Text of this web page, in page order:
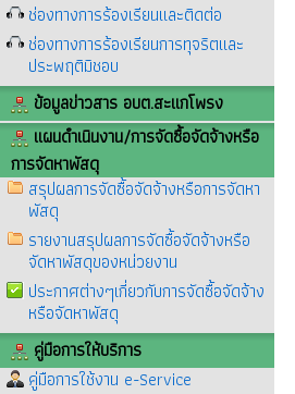
ช่องทางการร้องเรียนและติดต่อ
ช่องทางการร้องเรียนการทุจริตและ
ประพฤติมิชอบ
ข้อมูลข่าวสาร อบต.สะแกโพรง
แผนดำเนินงาน/การจัดซื้อจัดจ้างหรือ
การจัดหาพัสดุ
สรุปผลการจัดซื้อจัดจ้างหรือการจัดหา
พัสดุ
รายงานสรุปผลการจัดซื้อจัดจ้างหรือ
จัดหาพัสดุของหน่วยงาน
ประกาศต่างๆเกี่ยวกับการจัดซื้อจัดจ้าง
หรือจัดหาพัสดุ
คู่มือการให้บริการ
คู่มือการใช้งาน e-Service